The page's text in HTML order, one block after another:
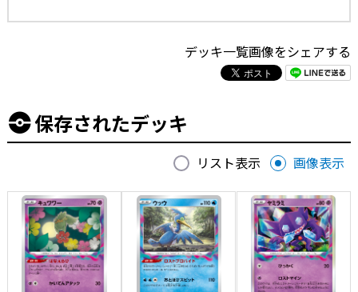
デッキ一覧画像をシェアする
保存されたデッキ
リスト表示 画像表示